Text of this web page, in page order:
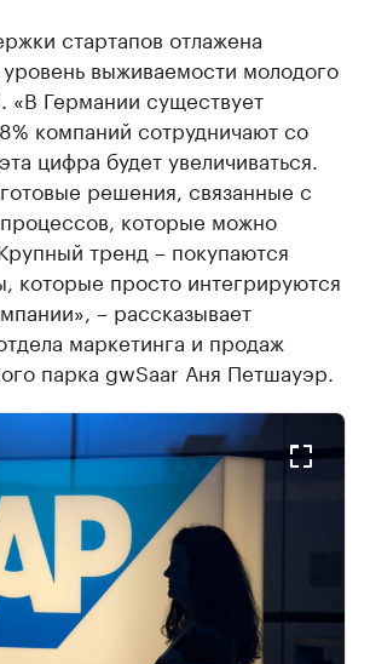
стартапов отлажена
уровень выживаемости молодого
«В Германии существует
компаний сотрудничают со
цифра будет увеличиваться.
решения, связанные с
которые можно
тренд – покупаются
которые просто интегрируются
– рассказывает
маркетинга и продаж
парка gwSaar Аня Петшауэр.